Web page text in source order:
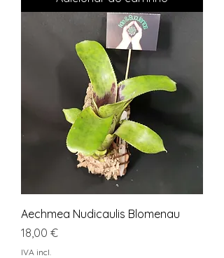
Aechmea Nudicaulis Blomenau
Preço
18,00 €
IVA incl.